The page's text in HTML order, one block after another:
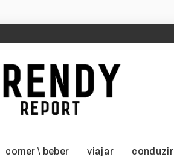
comer \ beber viajar conduzir